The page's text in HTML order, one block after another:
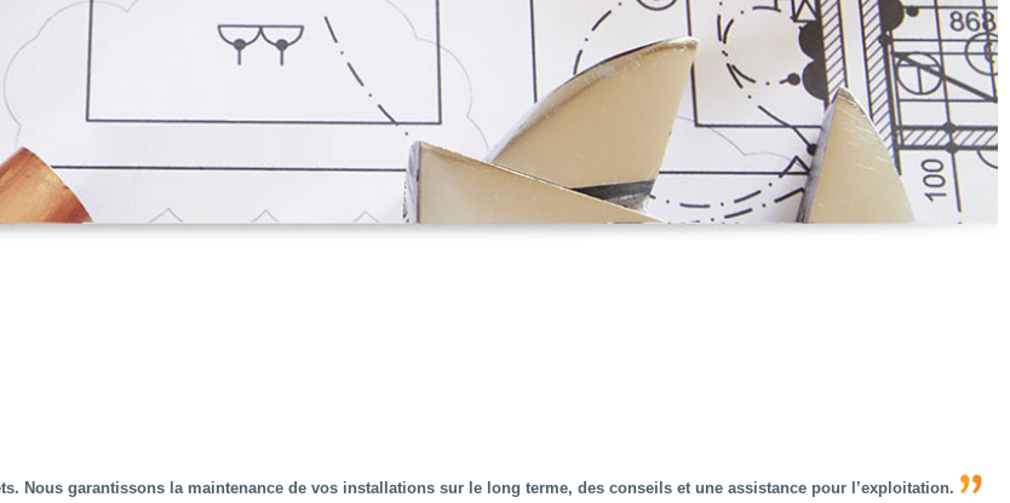
Nous garantissons la maintenance de vos installations sur le long terme, des conseils et une assistance pour l’exploitation.